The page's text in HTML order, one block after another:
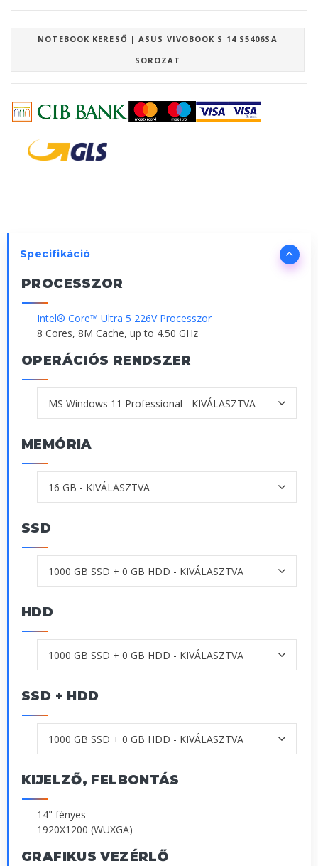
NOTEBOOK KERESŐ | ASUS VIVOBOOK S 14 S5406SA
SOROZAT
Specifikáció
PROCESSZOR
Intel® Core™ Ultra 5 226V Processzor
8 Cores, 8M Cache, up to 4.50 GHz
OPERÁCIÓS RENDSZER
MEMÓRIA
SSD
HDD
SSD + HDD
KIJELZŐ, FELBONTÁS
14" fényes
1920X1200 (WUXGA)
GRAFIKUS VEZÉRLŐ